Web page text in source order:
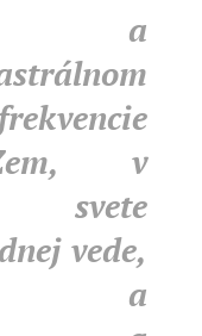
a
v
svete
vede,
a